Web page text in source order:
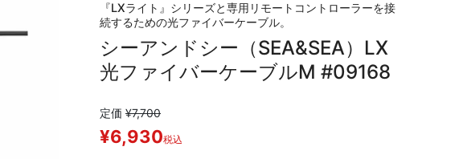
『LXライト』シリーズと専用リモートコントローラーを接
続するための光ファイバーケーブル。
シーアンドシー（SEA&SEA）LX
光ファイバーケーブルM #09168
定価 ¥7,700
¥6,930税込